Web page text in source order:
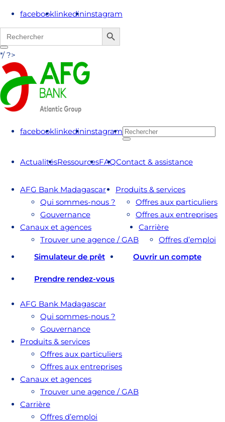
facebooklinkedininstagram
Search
for:
Search Button
*/ ?>
facebooklinkedininstagram
ActualitésRessourcesFAQContact & assistance
AFG Bank Madagascar
Qui sommes-nous ?
Gouvernance
Produits & services
Offres aux particuliers
Offres aux entreprises
Canaux et agences
Trouver une agence / GAB
Carrière
Offres d’emploi
Simulateur de prêt
Ouvrir un compte
Prendre rendez-vous
AFG Bank Madagascar
Qui sommes-nous ?
Gouvernance
Produits & services
Offres aux particuliers
Offres aux entreprises
Canaux et agences
Trouver une agence / GAB
Carrière
Offres d’emploi